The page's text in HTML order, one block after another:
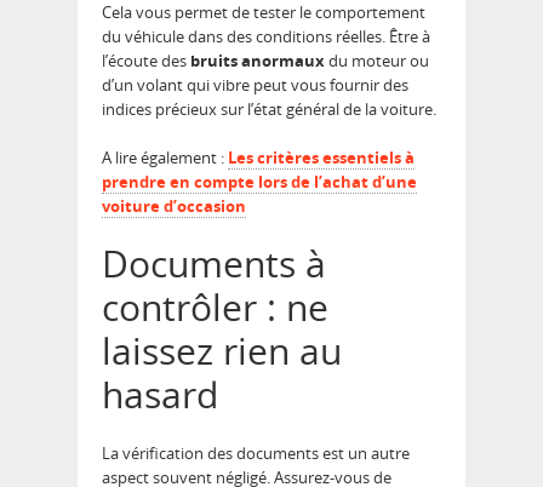
Cela vous permet de tester le comportement
du véhicule dans des conditions réelles. Être à
l’écoute des bruits anormauxdu moteur ou
d’un volant qui vibre peut vous fournir des
indices précieux sur l’état général de la voiture.
A lire également : Les critères essentiels à
prendre en compte lors de l’achat d’une
voiture d’occasion
Documents à
contrôler : ne
laissez rien au
hasard
La vérification des documents est un autre
aspect souvent négligé. Assurez-vous de